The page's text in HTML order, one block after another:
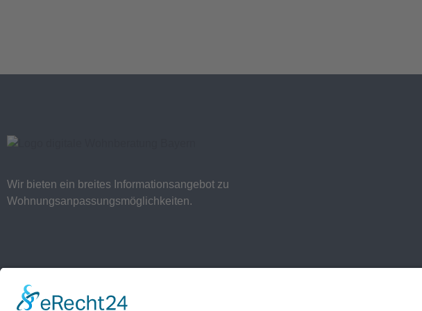
Wir bieten ein breites Informationsangebot zu
Wohnungsanpassungsmöglichkeiten.